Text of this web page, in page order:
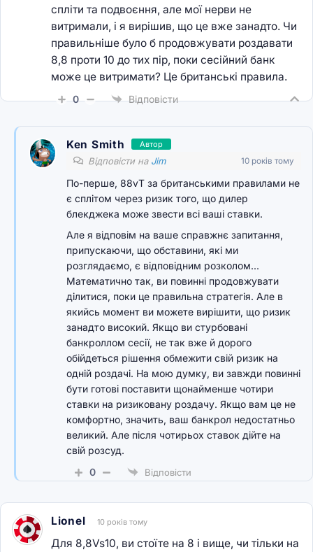
спліти та подвоєння, але мої нерви не
витримали, і я вирішив, що це вже занадто. Чи
правильніше було б продовжувати роздавати
8,8 проти 10 до тих пір, поки сесійний банк
може це витримати? Це британські правила.
0 Відповісти
Ken Smith Автор
Відповісти на Jim 10 років тому
По-перше, 88vT за британськими правилами не
є сплітом через ризик того, що дилер
блекджека може звести всі ваші ставки.
Але я відповім на ваше справжнє запитання,
припускаючи, що обставини, які ми
розглядаємо, є відповідним розколом...
Математично так, ви повинні продовжувати
ділитися, поки це правильна стратегія. Але в
якийсь момент ви можете вирішити, що ризик
занадто високий. Якщо ви стурбовані
банкроллом сесії, не так вже й дорого
обійдеться рішення обмежити свій ризик на
одній роздачі. На мою думку, ви завжди повинні
бути готові поставити щонайменше чотири
ставки на ризиковану роздачу. Якщо вам це не
комфортно, значить, ваш банкрол недостатньо
великий. Але після чотирьох ставок дійте на
свій розсуд.
0
Відповісти
Lionel 10 років тому
Для 8,8Vs10, ви стоїте на 8 і вище, чи тільки на